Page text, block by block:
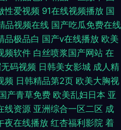
性爱视频 91在线视频播放 国
品视频在线 国产吃瓜免费在线
品极品白 国产v在线播放 欧美
频软件 白丝喷浆国产网站 在
码视频 日韩美女影城 成人精
频 日韩精品第2页 欧美大胸视
产青草免费 欧美乱妇日本 亚
线资源 亚洲综合一区二区 成
夜在线播放 红杏福利影院 着